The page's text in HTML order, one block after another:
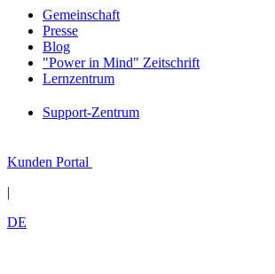
Gemeinschaft
Presse
Blog
"Power in Mind" Zeitschrift
Lernzentrum
Support-Zentrum
Kunden Portal
|
DE